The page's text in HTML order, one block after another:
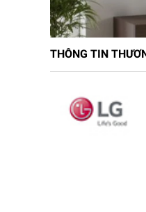
THÔNG TIN